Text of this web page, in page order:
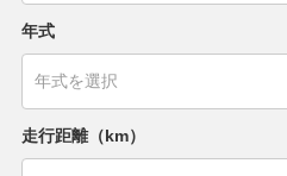
年式
走行距離（km）